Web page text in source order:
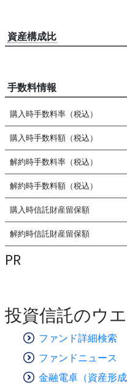
資産構成比
手数料情報
購入時手数料率（税込）
購入時手数料額（税込）
解約時手数料率（税込）
解約時手数料額（税込）
購入時信託財産留保額
解約時信託財産留保額
PR
投資信託のウ
ファンド詳細検索
ファンドニュース
金融電卓（資産形